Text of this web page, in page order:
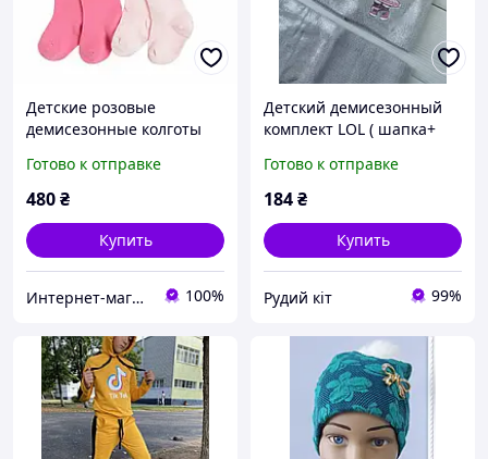
Детские розовые
демисезонные колготы
комплект 2шт.
Готово к отправке
480₴
Купить
Интернет-магазин "Детки" 100%
Детский демисезонный
комплект LOL ( шапка+
Готово к отправке
184₴
Купить
Рудий кіт 99%